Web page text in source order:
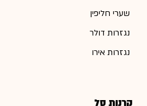
שערי חליפין
נגזרות דולר
נגזרות אירו
קרנות סל